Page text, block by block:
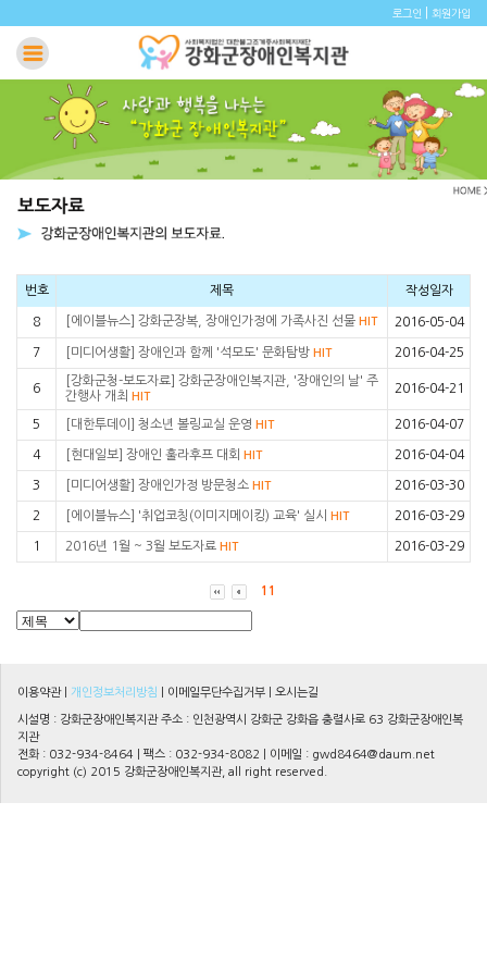
로그인 회원가입
번호 제목 작성일자
8 [에이블뉴스] 강화군장복, 장애인가정에 가족사진 선물 HIT 2016-05-04
7 [미디어생활] 장애인과 함께 '석모도' 문화탐방 HIT 2016-04-25
6
[강화군청-보도자료] 강화군장애인복지관, '장애인의 날' 주
간행사 개최
HIT
2016-04-21
5 [대한투데이] 청소년 볼링교실 운영 HIT 2016-04-07
4 [현대일보] 장애인 훌라후프 대회 HIT 2016-04-04
3 [미디어생활] 장애인가정 방문청소 HIT 2016-03-30
2 [에이블뉴스] '취업코칭(이미지메이킹) 교육' 실시 HIT 2016-03-29
1 2016년 1월 ~ 3월 보도자료 HIT 2016-03-29
11
이용약관| 개인정보처리방침 이메일무단수집거부 오시는길
시설명 : 강화군장애인복지관 주소 : 인천광역시 강화군 강화읍 충렬사로 63 강화군장애인복
지관
전화 : 032-934-8464 | 팩스 : 032-934-8082 | 이메일 : gwd8464@daum.net
copyright (c) 2015 강화군장애인복지관, all right reserved.